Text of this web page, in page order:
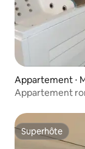
Appartement ⋅
Appartement
Superhôte
Superhôte